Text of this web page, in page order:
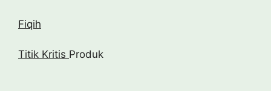
Fiqih
Titik Kritis Produk